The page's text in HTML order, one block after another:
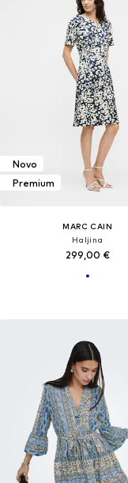
Novo
Premium
MARC CAIN
Haljina
299,00 €